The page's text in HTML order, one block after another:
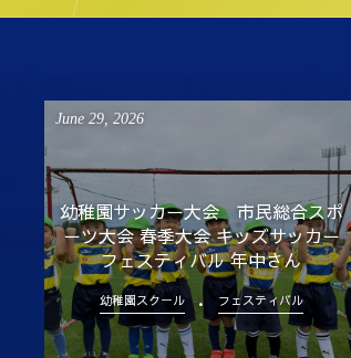
June 29,2026
幼稚園サッカー大会 市民総合スポ
ーツ大会 春季大会 キッズサッカー
フェスティバル 年中さん
幼稚園スクール フェスティバル